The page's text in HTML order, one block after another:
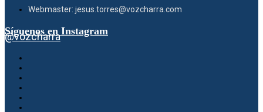
Webmaster: jesus.torres@vozcharra.com
Síguenos en Instagram
@vozcharra